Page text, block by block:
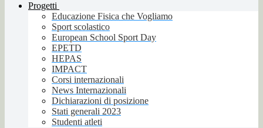
Progetti
Educazione Fisica che Vogliamo
Sport scolastico
European School Sport Day
EPETD
HEPAS
IMPACT
Corsi internazionali
News Internazionali
Dichiarazioni di posizione
Stati generali 2023
Studenti atleti